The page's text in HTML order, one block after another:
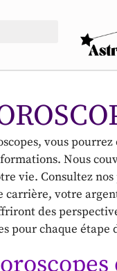
vous
Nous
vie. Consultez
carrière, votre
des
pour chaque étape